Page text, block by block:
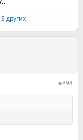
3 других
#894